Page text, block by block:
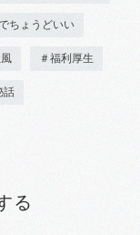
ちょうどいい
＃福利厚生
話
る